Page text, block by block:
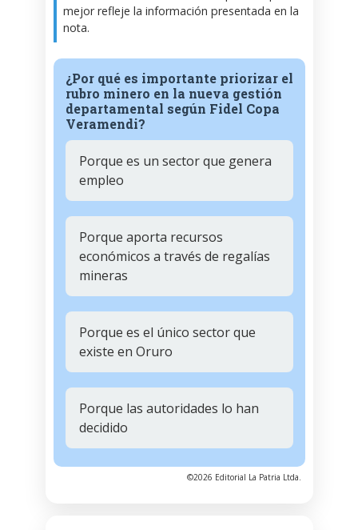
mejor refleje la información presentada en la
nota.
¿Por qué es importante priorizar el
rubro minero en la nueva gestión
departamental según Fidel Copa
Veramendi?
Porque es un sector que genera
empleo
Porque aporta recursos
económicos a través de regalías
mineras
Porque es el único sector que
existe en Oruro
Porque las autoridades lo han
decidido
©2026 Editorial La Patria Ltda.